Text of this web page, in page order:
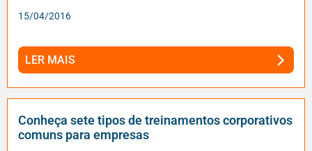
15/04/2016
LER MAIS
Conheça sete tipos de treinamentos corporativos
comuns para empresas